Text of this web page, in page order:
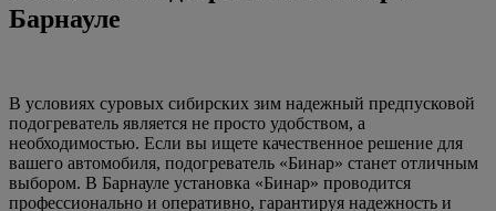
Барнауле
В условиях суровых сибирских зим надежный предпусковой
подогреватель является не просто удобством, а
необходимостью. Если вы ищете качественное решение для
вашего автомобиля, подогреватель «Бинар» станет отличным
выбором. В Барнауле установка «Бинар» проводится
профессионально и оперативно, гарантируя надежность и